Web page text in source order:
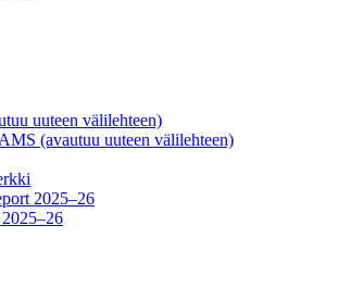
uuteen välilehteen)
(avautuu uuteen välilehteen)
2025–26